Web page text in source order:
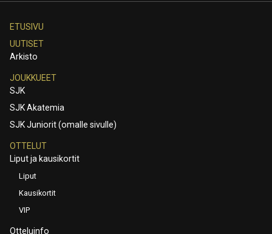
ETUSIVU
UUTISET
Arkisto
JOUKKUEET
SJK
SJK Akatemia
SJK Juniorit (omalle sivulle)
OTTELUT
Liput ja kausikortit
Liput
Kausikortit
VIP
Otteluinfo